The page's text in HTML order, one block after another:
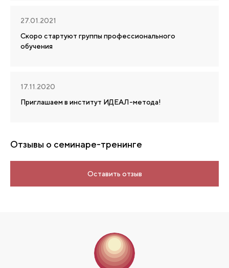
27.01.2021
Скоро стартуют группы профессионального
обучения
17.11.2020
Приглашаем в институт ИДЕАЛ-метода!
Отзывы о семинаре-тренинге
Оставить отзыв